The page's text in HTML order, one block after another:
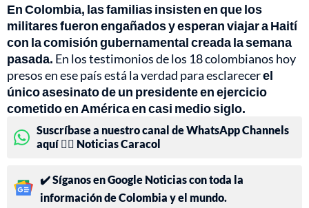
En Colombia, las familias insisten en que los
militares fueron engañados y esperan viajar a Haití
con la comisión gubernamental creada la semana
pasada. En los testimonios de los 18 colombianos hoy
presos en ese país está la verdad para esclarecerel
único asesinato de un presidente en ejercicio
cometido en América en casi medio siglo.
Suscríbase a nuestro canal de WhatsApp Channels
aquí 👉🏻 Noticias Caracol
✔️ Síganos en Google Noticias con toda la
información de Colombia y el mundo.